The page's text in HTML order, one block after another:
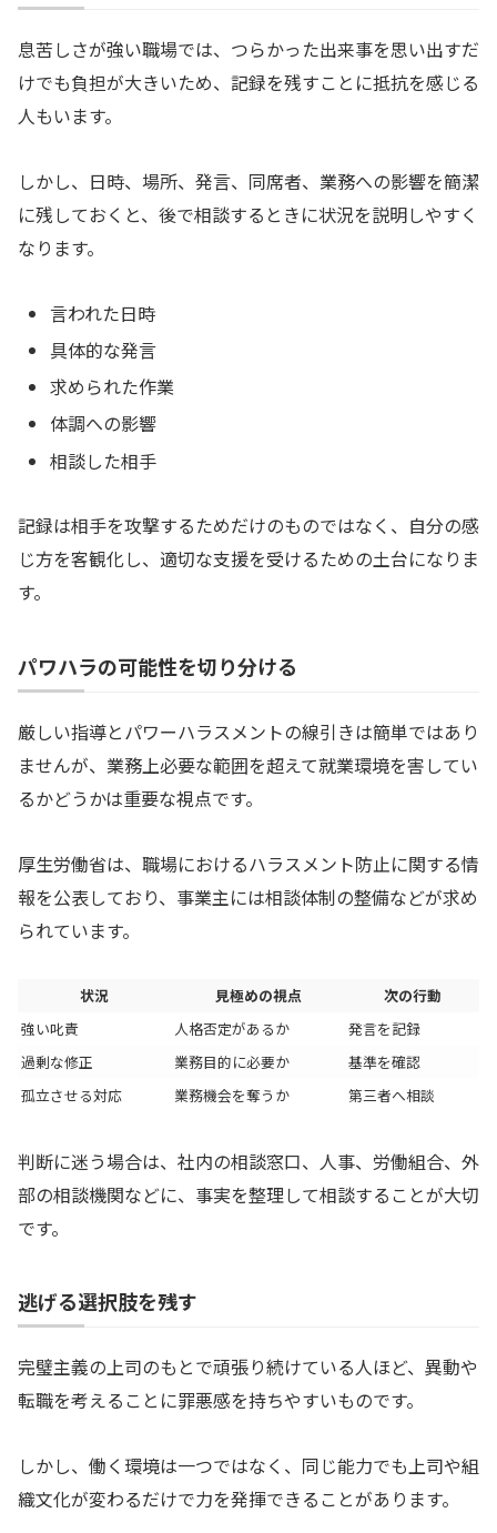
息苦しさが強い職場では、つらかった出来事を思い出すだ
けでも負担が大きいため、記録を残すことに抵抗を感じる
人もいます。
しかし、日時、場所、発言、同席者、業務への影響を簡潔
に残しておくと、後で相談するときに状況を説明しやすく
なります。
言われた日時
具体的な発言
求められた作業
体調への影響
相談した相手
記録は相手を攻撃するためだけのものではなく、自分の感
じ方を客観化し、適切な支援を受けるための土台になりま
す。
パワハラの可能性を切り分ける
厳しい指導とパワーハラスメントの線引きは簡単ではあり
ませんが、業務上必要な範囲を超えて就業環境を害してい
るかどうかは重要な視点です。
厚生労働省は、職場におけるハラスメント防止に関する情
報を公表しており、事業主には相談体制の整備などが求め
られています。
状況 見極めの視点
次の行動
強い叱責
人格否定があるか
発言を記録
過剰な修正
業務目的に必要か
基準を確認
孤立させる対応
業務機会を奪うか 第三者へ相談
判断に迷う場合は、社内の相談窓口、人事、労働組合、外
部の相談機関などに、事実を整理して相談することが大切
です。
逃げる選択肢を残す
完璧主義の上司のもとで頑張り続けている人ほど、異動や
転職を考えることに罪悪感を持ちやすいものです。
しかし、働く環境は一つではなく、同じ能力でも上司や組
織文化が変わるだけで力を発揮できることがあります。